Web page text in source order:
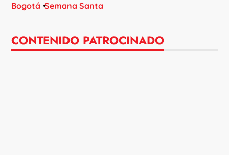
Bogotá Semana Santa
CONTENIDO PATROCINADO